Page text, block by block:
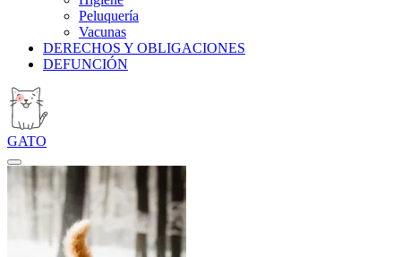
Peluquería
Vacunas
DERECHOS Y OBLIGACIONES
DEFUNCIÓN
GATO